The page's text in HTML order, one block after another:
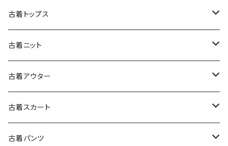
古着半袖ワンピース
古着ノースリーブワンピース
古着キャミソールワンピース
古着ベアトップワンピース
古着オールインワン
古着長袖シャツ・ブラウス
古着半袖シャツ・ブラウス
古着ノースリーブシャツ・ブラウス
古着トップス
古着スウェット&パーカー
古着スウェット
古着パーカー
古着プルオーバー
古着長袖プルオーバー
古着半袖プルオーバー
古着Ｔシャツ
古着長袖Ｔシャツ
古着ベスト
古着ニット
古着セーター
古着カーディガン
古着半袖ニット
古着アウター
古着ライトジャケット
古着ライトコート
古着スカート
古着ロング丈スカート (丈76cm-)
古着パンツ